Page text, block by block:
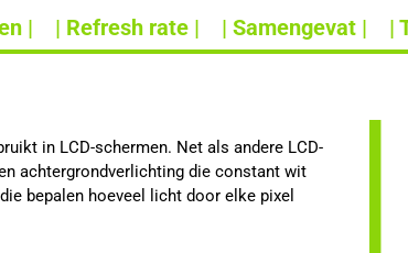
| | Refresh rate | | Samengevat | |
in LCD-schermen. Net als andere LCD-
achtergrondverlichting die constant wit
bepalen hoeveel licht door elke pixel